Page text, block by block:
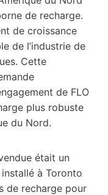
de recharge.
de croissance
de l’industrie de
Cette
de FLO
plus robuste
du Nord.
était un
à Toronto
de recharge pour